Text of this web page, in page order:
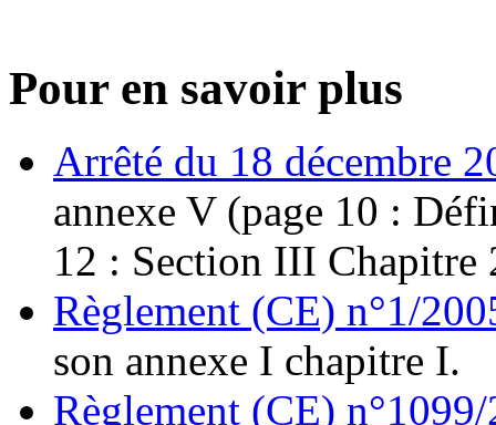
Pour en savoir plus
Arrêté du 18 décembre
annexe V (page 10 :
12 : Section III Chapitre
Règlement (CE) n°1/
son annexe I chapitre I.
Règlement (CE)